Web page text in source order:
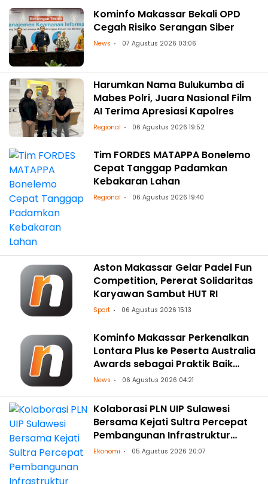
Kominfo Makassar Bekali OPD
Cegah Risiko Serangan Siber
News 07 Agustus 2026 03:06
Harumkan Nama Bulukumba di
Mabes Polri, Juara Nasional Film
AI Terima Apresiasi Kapolres
Regional 06 Agustus 2026 19:52
Tim FORDES MATAPPA Bonelemo
Cepat Tanggap Padamkan
Kebakaran Lahan
Regional 06 Agustus 2026 19:40
Aston Makassar Gelar Padel Fun
Competition, Pererat Solidaritas
Karyawan Sambut HUT RI
Sport 06 Agustus 2026 15:13
Kominfo Makassar Perkenalkan
Lontara Plus ke Peserta Australia
Awards sebagai Praktik Baik
Transformasi Digital
News 06 Agustus 2026 04:21
Kolaborasi PLN UIP Sulawesi
Bersama Kejati Sultra Percepat
Pembangunan Infrastruktur
Ketenagalistrikan
Ekonomi 05 Agustus 2026 20:07